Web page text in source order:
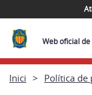
Web oficial
Inici Política de